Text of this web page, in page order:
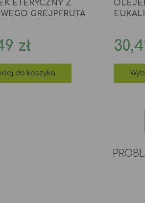
ETERYCZNY Z
GREJPFRUTA
zł
do koszyka